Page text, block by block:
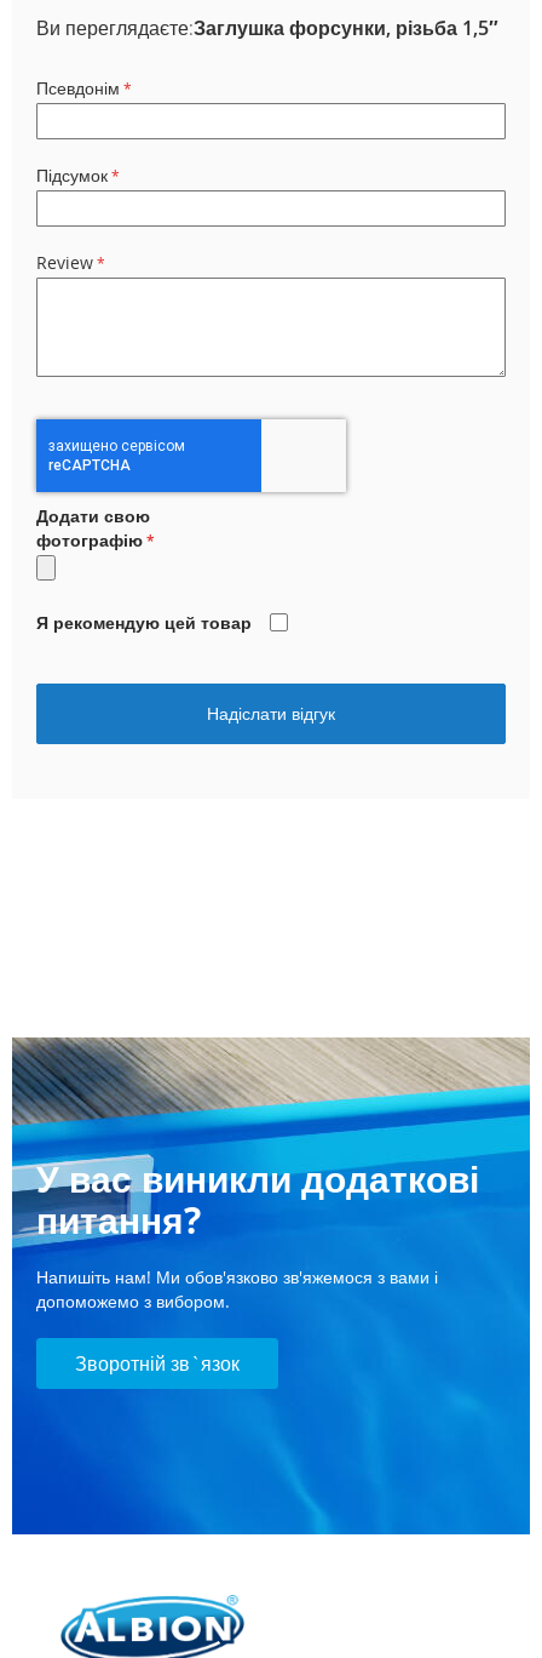
Ви переглядаєте:Заглушка форсунки, різьба 1,5″
Псевдонім
Підсумок
Review
Додати свою
фотографію
Я рекомендую цей товар
Надіслати відгук
У вас виникли додаткові
питання?
Напишіть нам! Ми обов'язково зв'яжемося з вами і
допоможемо з вибором.
Зворотній зв`язок